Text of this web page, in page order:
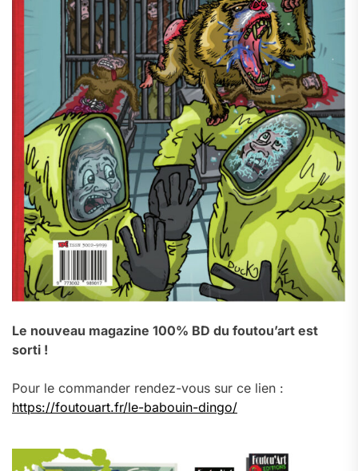
Le nouveau magazine 100% BD du foutou’art est
sorti !
Pour le commander rendez-vous sur ce lien :
https://foutouart.fr/le-babouin-dingo/